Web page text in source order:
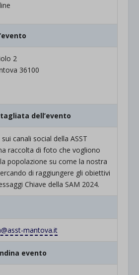
2
36100
dell’evento
canali social della ASST
raccolta di foto che vogliono
popolazione su come la nostra
di raggiungere gli obiettivi
Chiave della SAM 2024.
mantova.it
evento